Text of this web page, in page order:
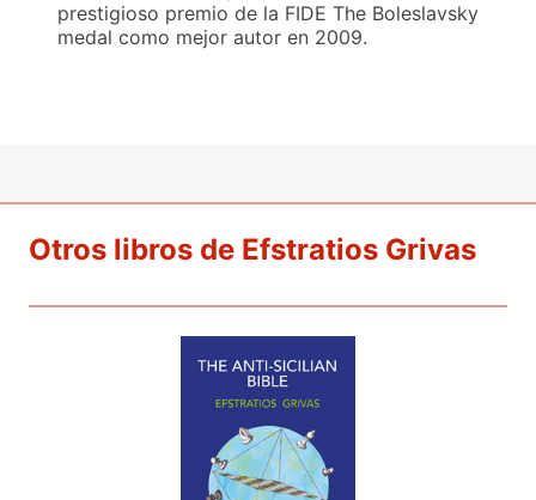
prestigioso premio de la FIDE The Boleslavsky
medal como mejor autor en 2009.
Otros libros de Efstratios Grivas